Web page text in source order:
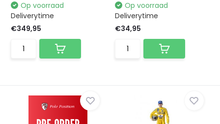
Op voorraad
Deliverytime
€349,95
Op voorraad
Deliverytime
€34,95